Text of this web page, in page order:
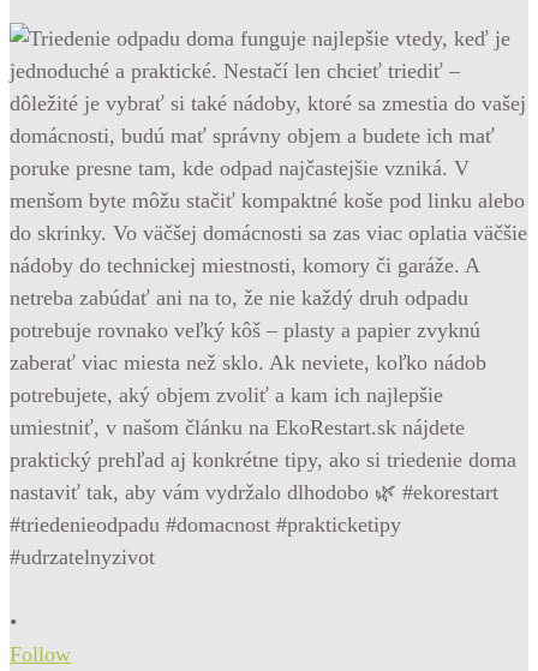
•
Follow